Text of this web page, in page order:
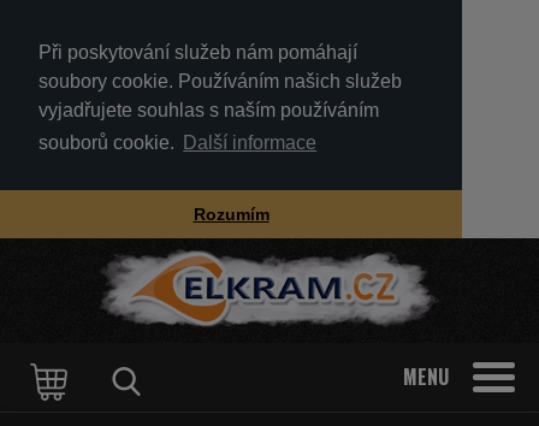
Při poskytování služeb nám pomáhají
soubory cookie. Používáním našich služeb
vyjadřujete souhlas s naším používáním
souborů cookie.
Další informace
Rozumím
MENU